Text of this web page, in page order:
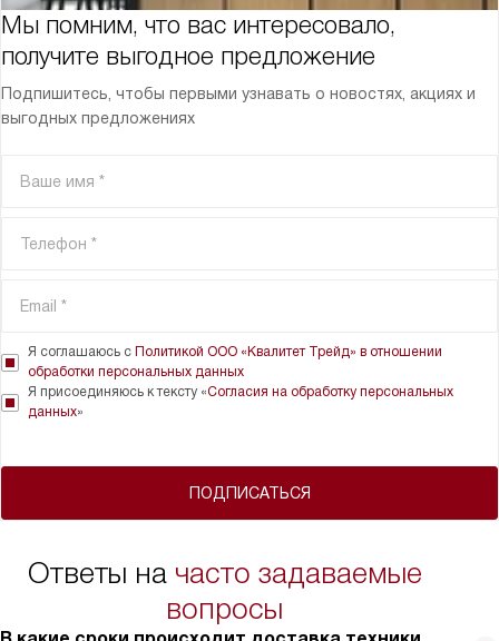
Мы помним, что вас интересовало,
получите выгодное предложение
Подпишитесь, чтобы первыми узнавать о новостях, акциях и
выгодных предложениях
ПОДПИСАТЬСЯ
Я соглашаюсь с Политикой ООО «Квалитет Трейд» в отношении
обработки персональных данных
Я присоединяюсь к тексту «Согласия на обработку персональных
данных»
Ответы на часто задаваемые
вопросы